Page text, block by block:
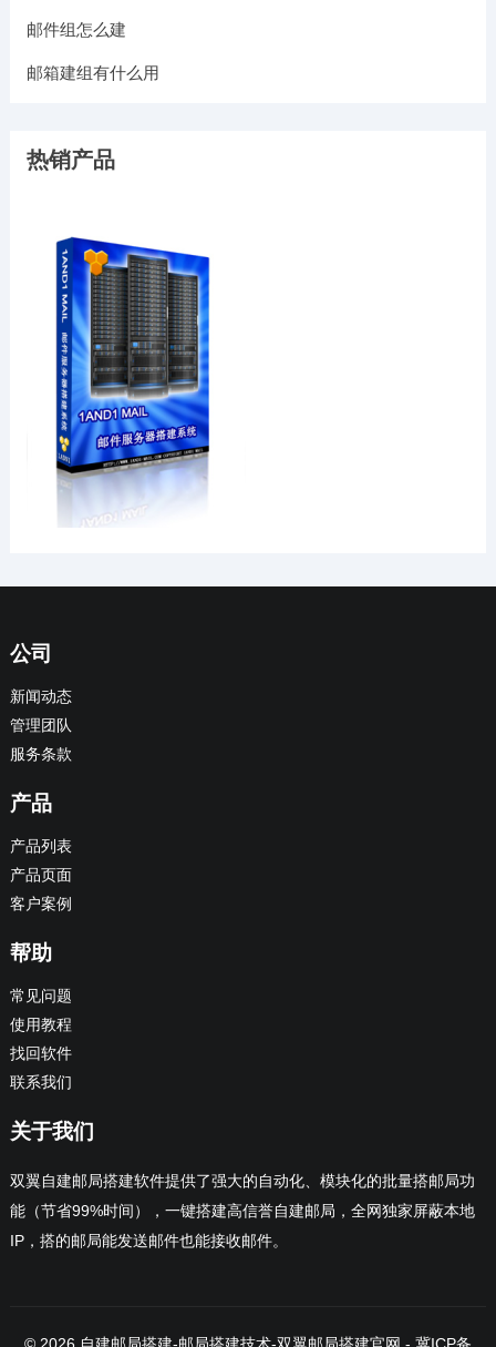
邮件组怎么建
邮箱建组有什么用
热销产品
公司
新闻动态
管理团队
服务条款
产品
产品列表
产品页面
客户案例
帮助
常见问题
使用教程
找回软件
联系我们
关于我们
双翼自建邮局搭建软件提供了强大的自动化、模块化的批量搭邮局功
能（节省99%时间），一键搭建高信誉自建邮局，全网独家屏蔽本地
IP，搭的邮局能发送邮件也能接收邮件。